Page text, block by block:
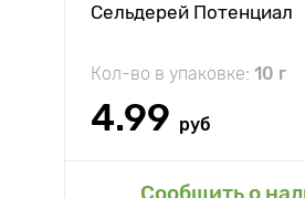
Сельдерей Потенциал
Кол-во в упаковке: 10 г
4.99 руб